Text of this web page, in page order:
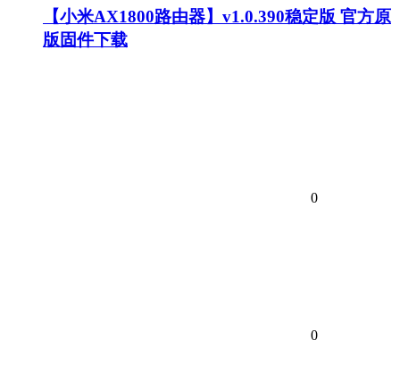
【小米AX1800路由器】v1.0.390稳定版 官方原
版固件下载
0
0